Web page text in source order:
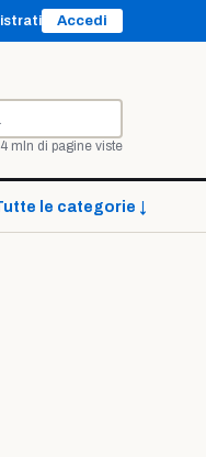
Accedi
mln di pagine viste
le categorie ↓